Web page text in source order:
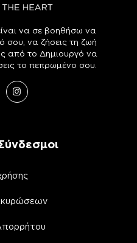
να σε βοηθήσω να
σου, να ζήσεις τη ζωή
από το Δημιουργό να
το πεπρωμένο σου.